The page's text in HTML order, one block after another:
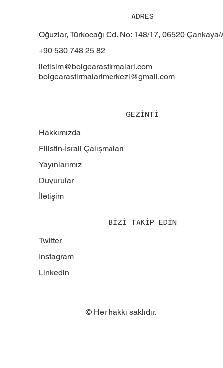
ADRES
Oğuzlar, Türkocağı Cd. No: 148/17, 06520
+90 530 748 25 82
iletisim@bolgearastirmalari.com
bolgearastirmalarimerkezi@gmail.com
GEZİNTİ
Hakkımızda
Filistin-İsrail Çalışmaları
Yayınlarımız
Duyurular
İletişim
BİZİ TAKİP EDİN
Twitter
Instagram
Linkedin
© Her hakkı saklıdır.